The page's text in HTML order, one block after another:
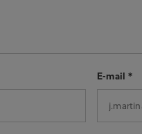
E-mail*